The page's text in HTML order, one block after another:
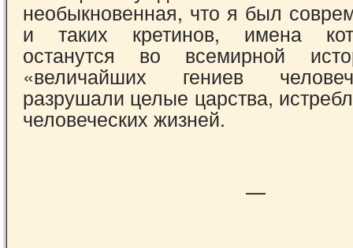
необыкновенная, что я был
и таких кретинов, имена
останутся во всемирной
«величайших ге­ниев
разрушали целые царства,
человеческих жизней.
—